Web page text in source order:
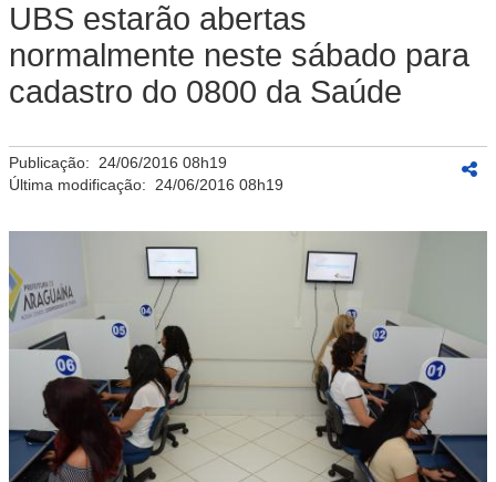
UBS estarão abertas
normalmente neste sábado para
cadastro do 0800 da Saúde
Publicação: 24/06/2016 08h19
Última modificação: 24/06/2016 08h19